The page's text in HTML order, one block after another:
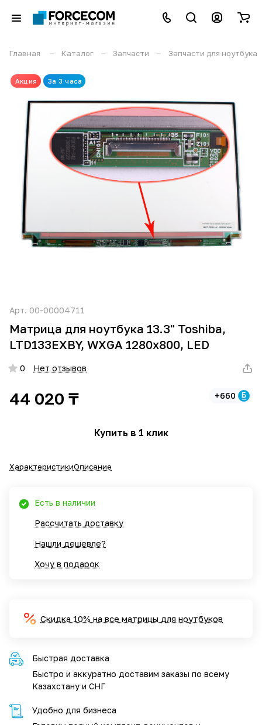
Главная – Каталог – Запчасти – Запчасти для ноутбука
Акция За 3 часа
Арт. 00-00004711
Матрица для ноутбука 13.3" Toshiba,
LTD133EXBY, WXGA 1280х800, LED
0 Нет отзывов
44 020 ₸ +660
Купить в 1 клик
ХарактеристикиОписание
Есть в наличии
Рассчитать доставку
Нашли дешевле?
Хочу в подарок
Скидка 10% на все матрицы для ноутбуков
Быстрая доставка
Быстро и аккуратно доставим заказы по всему
Казахстану и СНГ
Удобно для бизнеса